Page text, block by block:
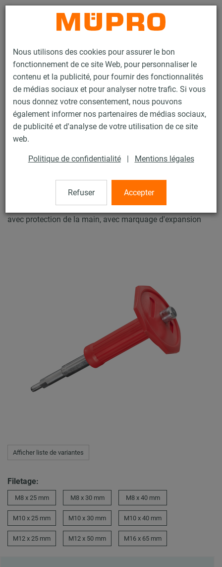
Nous utilisons des cookies pour assurer le bon
fonctionnement de ce site Web, pour personnaliser le
contenu et la publicité, pour fournir des fonctionnalités
de médias sociaux et pour analyser notre trafic. Si vous
nous donnez votre consentement, nous pouvons
également informer nos partenaires de médias sociaux,
de publicité et d'analyse de votre utilisation de ce site
web.
Politique de confidentialité | Mentions légales
Refuser Accepter
Contact
Produits Technique de fixation
Chevilles
Tamponnoir pour cheville mecanique
Tamponnoir pour cheville
mecanique
avec protection de la main, avec marquage d'expansion
Afficher liste de variantes
Filetage:
M8 x 25 mm M8 x 30 mm M8 x 40 mm
M10 x 25 mm M10 x 30 mm M10 x 40 mm
M12 x 25 mm M12 x 50 mm M16 x 65 mm